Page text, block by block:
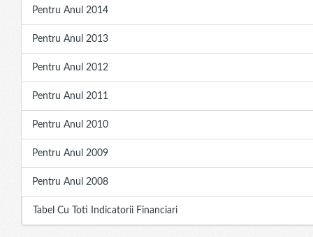
Pentru Anul 2014
Pentru Anul 2013
Pentru Anul 2012
Pentru Anul 2011
Pentru Anul 2010
Pentru Anul 2009
Pentru Anul 2008
Tabel Cu Toti Indicatorii Financiari